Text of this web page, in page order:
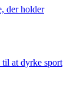
der holder
til at dyrke sport